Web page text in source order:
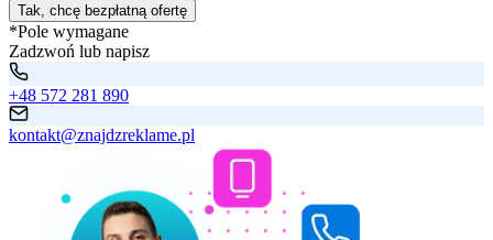
Tak, chcę bezpłatną ofertę
*Pole wymagane
Zadzwoń lub napisz
+48 572 281 890
kontakt@znajdzreklame.pl